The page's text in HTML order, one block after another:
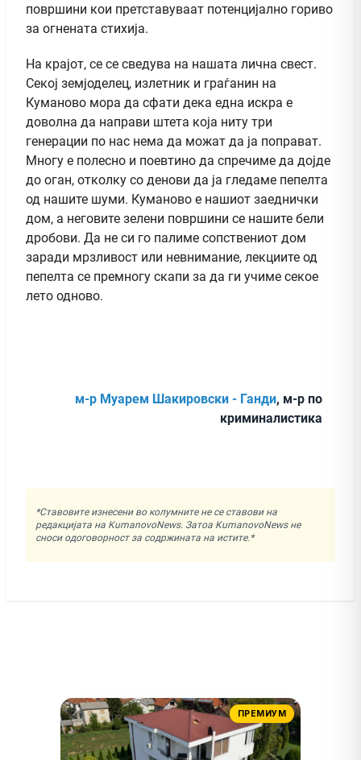
површини кои претставуваат потенцијално гориво
за огнената стихија.
На крајот, се се сведува на нашата лична свест.
Секој земјоделец, излетник и граѓанин на
Куманово мора да сфати дека една искра е
доволна да направи штета која ниту три
генерации по нас нема да можат да ја поправат.
Многу е полесно и поевтино да спречиме да дојде
до оган, отколку со денови да ја гледаме пепелта
од нашите шуми. Куманово е нашиот заеднички
дом, а неговите зелени површини се нашите бели
дробови. Да не си го палиме сопствениот дом
заради мрзливост или невнимание, лекциите од
пепелта се премногу скапи за да ги учиме секое
лето одново.
м-р Муарем Шакировски - Ганди, м-р по
криминалистика
*Ставовите изнесени во колумните не се ставови на
редакцијата на KumanovoNews. Затоа KumanovoNews не
сноси одоговорност за содржината на истите.*
ПРЕМИУМ